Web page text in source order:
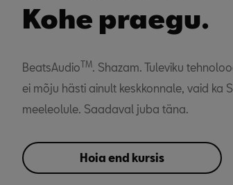
Kohe praegu.
BeatsAudioTM. Shazam. Tuleviku
ei mõju hästi ainult keskkonnale, vaid ka
meeleolule. Saadaval juba täna.
Hoia end kursis